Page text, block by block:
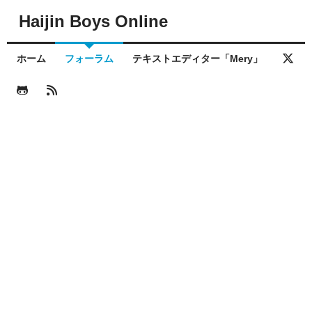
Haijin Boys Online
ホーム フォーラム テキストエディター「Mery」